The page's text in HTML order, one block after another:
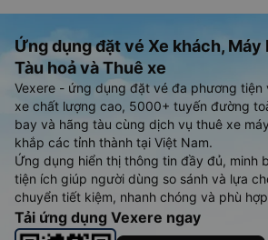
Ứng dụng đặt vé Xe khách, Máy
Tàu hoả và Thuê xe
Vexere - ứng dụng đặt vé đa phương tiện
xe chất lượng cao, 5000+ tuyến đường
bay và hãng tàu cùng dịch vụ thuê xe
khắp các tỉnh thành tại Việt Nam.
Ứng dụng hiển thị thông tin đầy đủ, minh
tiện ích giúp người dùng so sánh và lựa
chuyển tiết kiệm, nhanh chóng và phù
Tải ứng dụng Vexere ngay